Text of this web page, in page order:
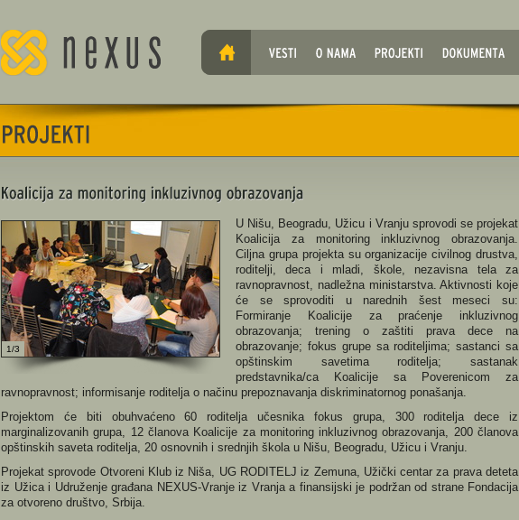
1/3
U Nišu, Beogradu, Užicu i Vranju sprovodi se projekat
Koalicija za monitoring inkluzivnog obrazovanja.
Ciljna grupa projekta su organizacije civilnog drustva,
roditelji, deca i mladi, škole, nezavisna tela za
ravnopravnost, nadležna ministarstva.Aktivnosti koje
će se sprovoditi u narednih šest meseci su:
Formiranje Koalicije za praćenje inkluzivnog
obrazovanja; trening o zaštiti prava dece na
obrazovanje; fokus grupe sa roditeljima; sastanci sa
opštinskim savetima roditelja; sastanak
predstavnika/ca Koalicije sa Poverenicom za
ravnopravnost; informisanje roditelja o načinu prepoznavanja diskriminatornog ponašanja.
Projektom će biti obuhvaćeno 60 roditelja učesnika fokus grupa, 300 roditelja dece iz
marginalizovanih grupa, 12 članova Koalicije za monitoring inkluzivnog obrazovanja, 200 članova
opštinskih saveta roditelja, 20 osnovnih i srednjih škola u Nišu, Beogradu, Užicu i Vranju.
Projekat sprovode Otvoreni Klub iz Niša, UG RODITELJ iz Zemuna, Užički centar za prava deteta
iz Užica i Udruženje građana NEXUS-Vranje iz Vranja a finansijski je podržan od strane Fondacija
za otvoreno društvo, Srbija.